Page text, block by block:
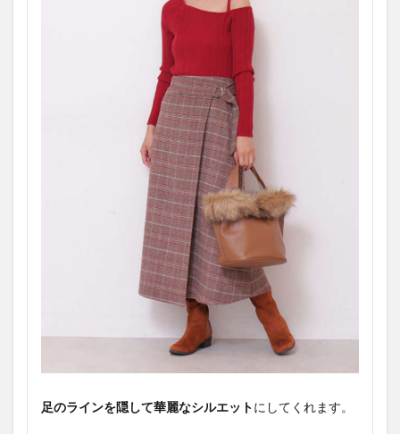
足のラインを隠して華麗なシルエットにしてくれます。